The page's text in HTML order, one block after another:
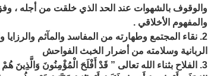
والوقوف بالشهوات عند الحد الذي خلقت من أجله ،
والمفهوم الأخلاقي .
2. نقاء المجتمع وطهارته من المفاسد والمآثم والرزايا والمصائب والعقوبات
الربانية وسلامته من أضرار الخبث الفواحش
3. الفلاح بثناء الله تعالى ” قَدْ أَفْلَحَ الْمُؤْمِنُونَ وَالَّذِينَ هُمْ لِفُرُوجِهِمْ حَافِظُونَ “